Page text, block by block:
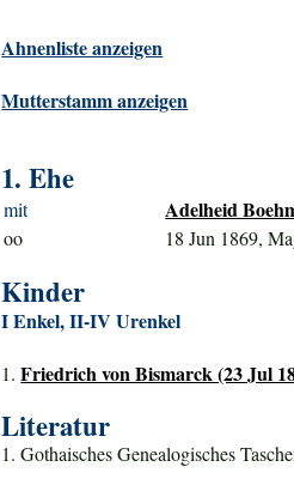
Ahnenliste anzeigen
Mutterstamm anzeigen
1. Ehe
mit Adelheid
oo 18 Jun 1869,
Kinder
I Enkel, II-IV Urenkel
1.Friedrich von Bismarck (23 Jul
Literatur
1. Gothaisches Genealogisches